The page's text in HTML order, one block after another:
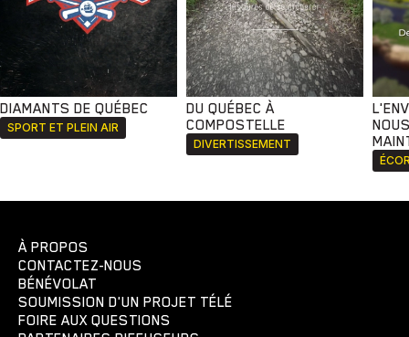
DIAMANTS DE QUÉBEC
SPORT ET PLEIN AIR
DU QUÉBEC À
COMPOSTELLE
DIVERTISSEMENT
À PROPOS
CONTACTEZ-NOUS
BÉNÉVOLAT
SOUMISSION D'UN PROJET TÉLÉ
FOIRE AUX QUESTIONS